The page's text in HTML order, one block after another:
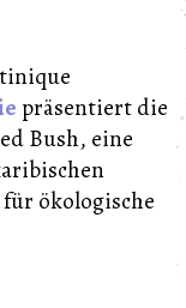
präsentiert die
Bush, eine
ökologische